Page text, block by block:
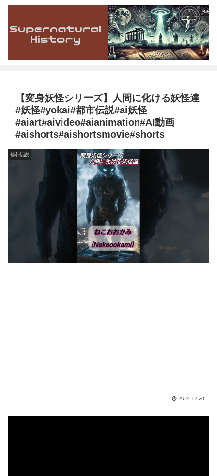
【変身妖怪シリーズ】人間に化ける妖怪達
#妖怪#yokai#都市伝説#ai妖怪
#aiart#aivideo#aianimation#AI動画
#aishorts#aishortsmovie#shorts
都市伝説
2024.12.28